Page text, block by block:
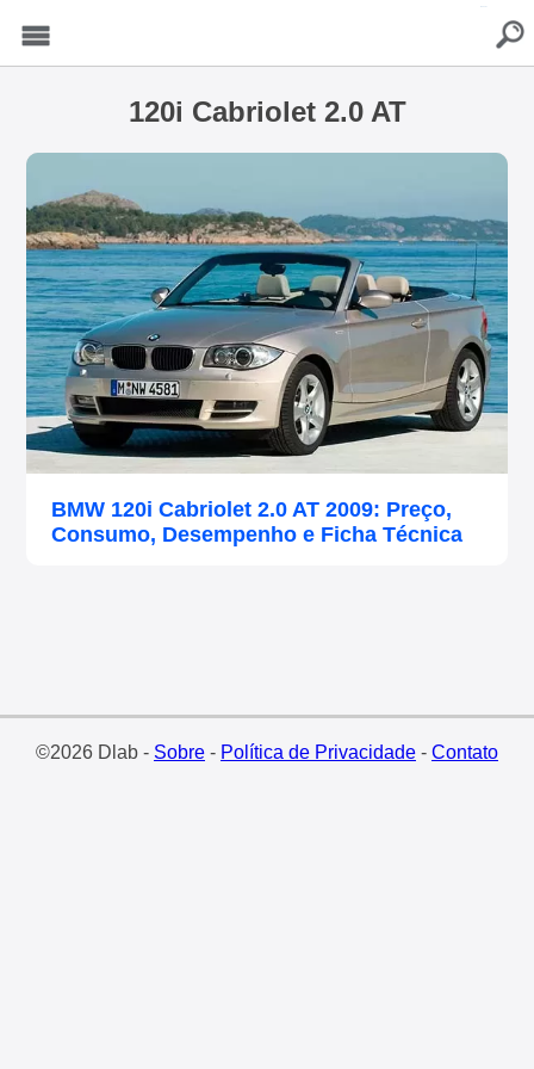
120i Cabriolet 2.0 AT
BMW 120i Cabriolet 2.0 AT 2009: Preço,
Consumo, Desempenho e Ficha Técnica
©2026 Dlab - Sobre- Política de Privacidade- Contato